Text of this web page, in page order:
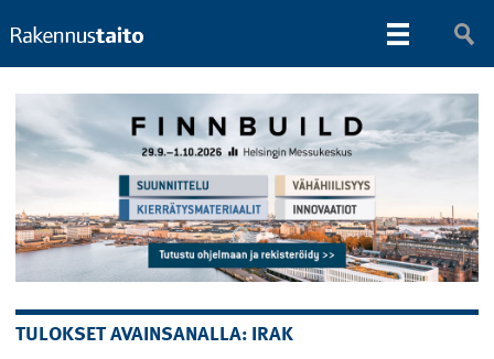
TULOKSET AVAINSANALLA: IRAK